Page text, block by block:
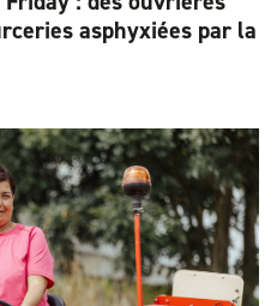
asphyxiées par la